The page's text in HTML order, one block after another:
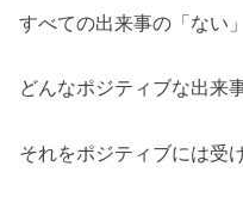
すべての出来事の「ない
どんなポジティブな出来
それをポジティブには受